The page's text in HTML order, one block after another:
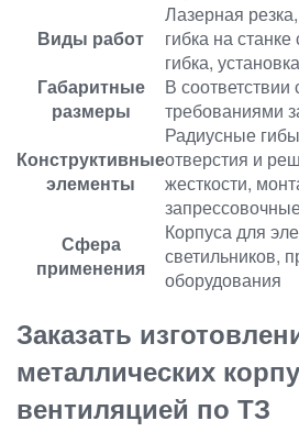
Виды работ
Лазерная
гибка на
гибка,
Габаритные
размеры
В
требованиями
Конструктивные
элементы
Радиусные
отверстия и
жесткости,
Сфера
применения
Корпуса для
светильников,
оборудования
Заказать
металлических
вентиляцией по ТЗ